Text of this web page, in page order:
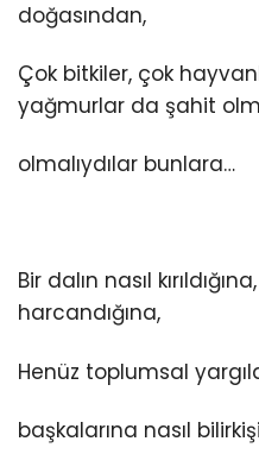
doğasından,
Çok bitkiler, çok
yağmurlar da şahit
olmalıydılar bunlara…
Bir dalın nasıl
harcandığına,
Henüz toplumsal
başkalarına nasıl